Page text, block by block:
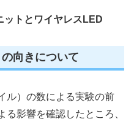
トとワイヤレスLED
向きについて
ル）の数による実験の前
影響を確認したところ、